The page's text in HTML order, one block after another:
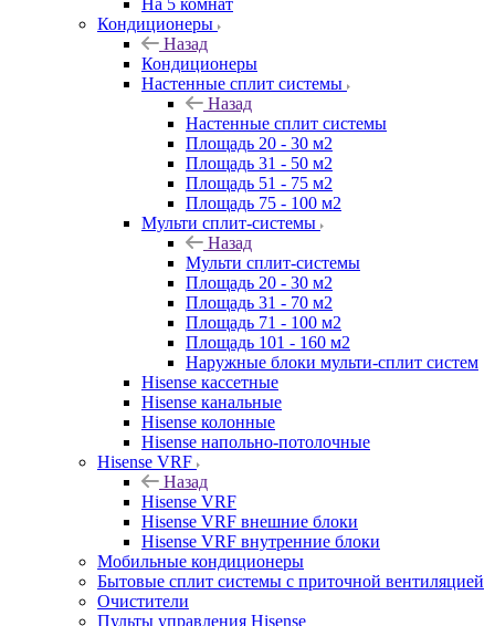
На 5 комнат
Кондиционеры
Назад
Кондиционеры
Настенные сплит системы
Назад
Настенные сплит системы
Площадь 20 - 30 м2
Площадь 31 - 50 м2
Площадь 51 - 75 м2
Площадь 75 - 100 м2
Мульти сплит-системы
Назад
Мульти сплит-системы
Площадь 20 - 30 м2
Площадь 31 - 70 м2
Площадь 71 - 100 м2
Площадь 101 - 160 м2
Наружные блоки мульти-сплит систем
Hisense кассетные
Hisense канальные
Hisense колонные
Hisense напольно-потолочные
Hisense VRF
Назад
Hisense VRF
Hisense VRF внешние блоки
Hisense VRF внутренние блоки
Мобильные кондиционеры
Бытовые сплит системы с приточной вентиляцией
Очистители
Пульты управления Hisense